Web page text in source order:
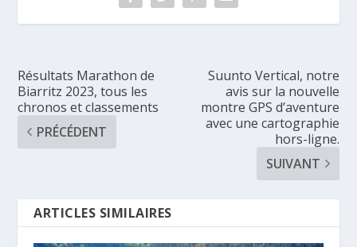
Résultats Marathon de
Biarritz 2023, tous les
chronos et classements
PRÉCÉDENT
Suunto Vertical, notre
avis sur la nouvelle
montre GPS d’aventure
avec une cartographie
hors-ligne.
SUIVANT
ARTICLES SIMILAIRES